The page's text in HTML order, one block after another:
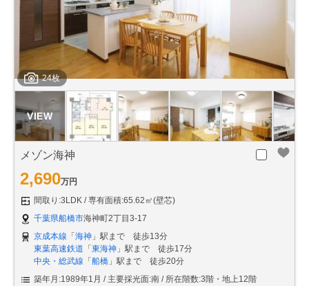
24枚
メゾン海神
2,690万円
間取り:3LDK
専有面積:65.62㎡(壁芯)
千葉県船橋市海神町2丁目3-17
京成本線 「 海神 」駅まで 徒歩13分
東葉高速鉄道 「 東海神 」駅まで 徒歩17分
中央・総武線 「 船橋 」駅まで 徒歩20分
築年月:1989年1月
主要採光面:南 所在階数:3階・地上12階